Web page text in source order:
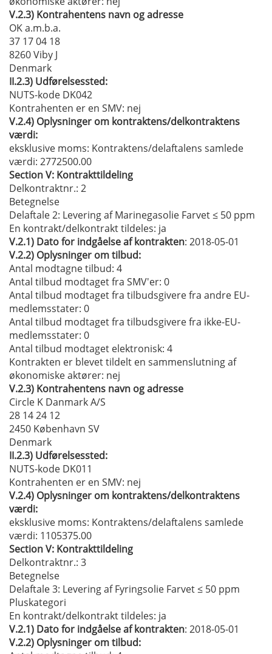
V.2.3) Kontrahentens navn og adresse
OK a.m.b.a.
37 17 04 18
8260 Viby J
Denmark
II.2.3) Udførelsessted:
NUTS-kode DK042
Kontrahenten er en SMV: nej
V.2.4) Oplysninger om kontraktens/delkontraktens
værdi:
eksklusive moms: Kontraktens/delaftalens samlede
værdi: 2772500.00
SectionV: Kontrakttildeling
Delkontraktnr.: 2
Betegnelse
Delaftale 2: Levering af Marinegasolie Farvet ≤ 50 ppm
En kontrakt/delkontrakt tildeles: ja
V.2.1) Dato for indgåelse af kontrakten: 2018-05-01
V.2.2) Oplysninger om tilbud:
Antal modtagne tilbud: 4
Antal tilbud modtaget fra SMV'er: 0
Antal tilbud modtaget fra tilbudsgivere fra andre EU-
medlemsstater: 0
Antal tilbud modtaget fra tilbudsgivere fra ikke-EU-
medlemsstater: 0
Antal tilbud modtaget elektronisk: 4
Kontrakten er blevet tildelt en sammenslutning af
økonomiske aktører: nej
V.2.3) Kontrahentens navn og adresse
Circle K Danmark A/S
28 14 24 12
2450 København SV
Denmark
II.2.3) Udførelsessted:
NUTS-kode DK011
Kontrahenten er en SMV: nej
V.2.4) Oplysninger om kontraktens/delkontraktens
værdi:
eksklusive moms: Kontraktens/delaftalens samlede
værdi: 1105375.00
SectionV: Kontrakttildeling
Delkontraktnr.: 3
Betegnelse
Delaftale 3: Levering af Fyringsolie Farvet ≤ 50 ppm
Pluskategori
En kontrakt/delkontrakt tildeles: ja
V.2.1) Dato for indgåelse af kontrakten: 2018-05-01
V.2.2) Oplysninger om tilbud: